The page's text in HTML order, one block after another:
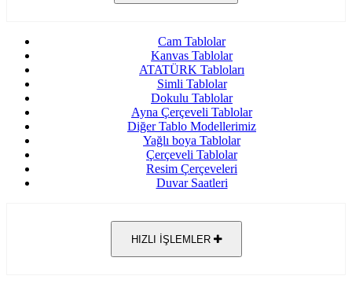
Cam Tablolar
Kanvas Tablolar
ATATÜRK Tabloları
Simli Tablolar
Dokulu Tablolar
Ayna Çerçeveli Tablolar
Diğer Tablo Modellerimiz
Yağlı boya Tablolar
Çerçeveli Tablolar
Resim Çerçeveleri
Duvar Saatleri
HIZLI İŞLEMLER